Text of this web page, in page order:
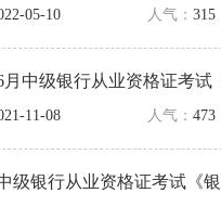
05-10 人气： 315
月中级银行从业资格证考
11-08 人气： 473
级银行从业资格证考试《